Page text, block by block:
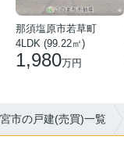
那須塩原市若草町
4LDK (99.22㎡)
1,980万円
市の戸建(売買)一覧